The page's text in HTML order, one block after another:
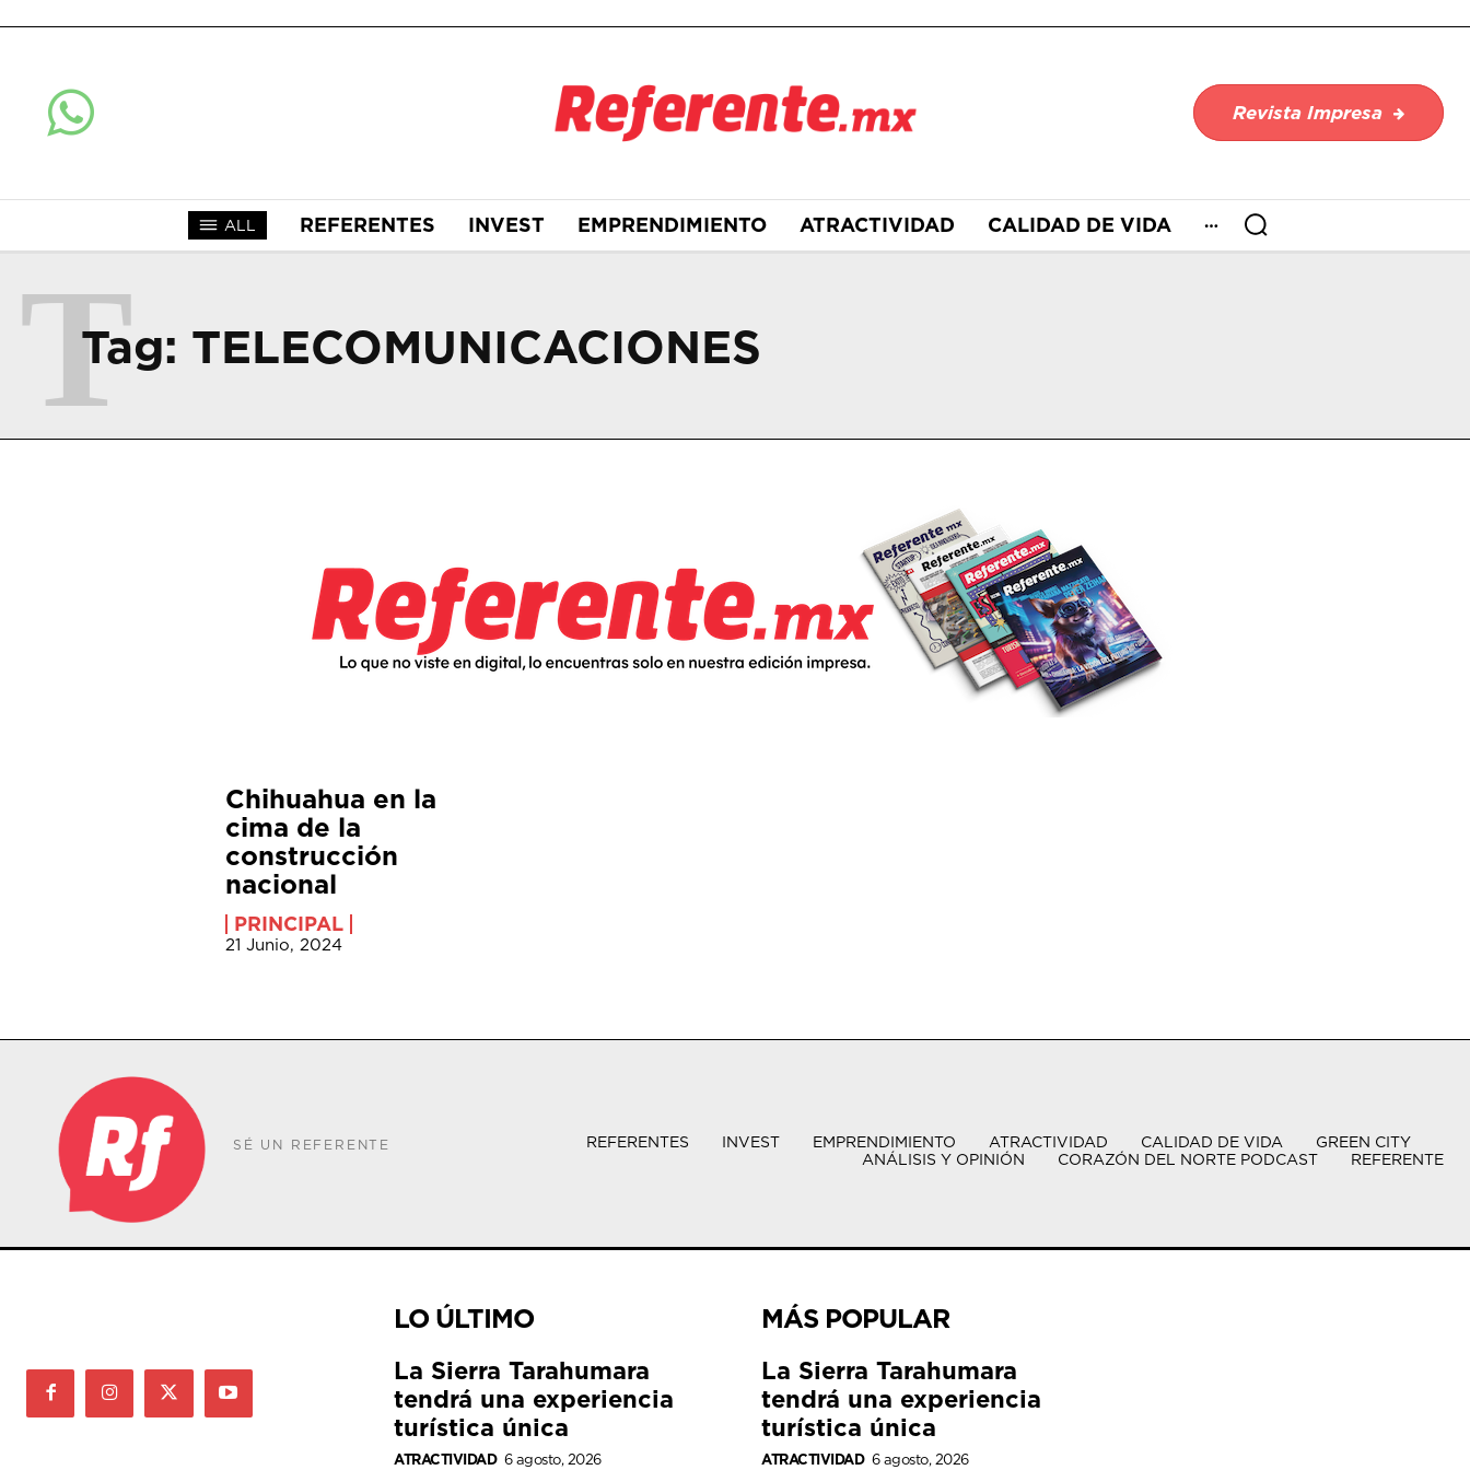
Revista Impresa
ALL REFERENTES INVEST EMPRENDIMIENTO ATRACTIVIDAD CALIDAD DE VIDA
Tag: TELECOMUNICACIONES
T
Chihuahua en la
cima de la
construcción
nacional
PRINCIPAL
21 Junio, 2024
SÉ UN REFERENTE REFERENTES INVEST EMPRENDIMIENTO ATRACTIVIDAD CALIDAD DE VIDA
GREEN CITY
ANÁLISIS Y OPINIÓN
CORAZÓN DEL NORTE PODCAST REFERENTE
LO ÚLTIMO
La Sierra Tarahumara
tendrá una experiencia
turística única
ATRACTIVIDAD 6 agosto, 2026
MÁS POPULAR
La Sierra Tarahumara
tendrá una experiencia
turística única
ATRACTIVIDAD 6 agosto, 2026